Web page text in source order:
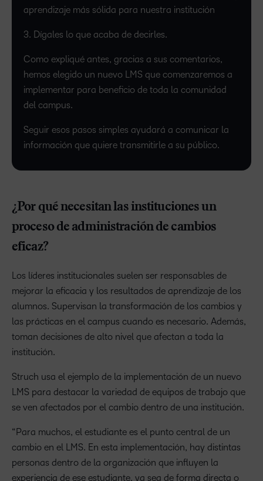
aprendizaje más sólida para nuestra institución
3. Dígales lo que acaba de decirles.
Como expliqué antes, gracias a sus comentarios,
hemos elegido un nuevo LMS que comenzaremos a
implementar para beneficio de toda la comunidad
del campus.
Seguir esos pasos simples ayudará a comunicar la
información que quiere transmitirle a su público.
¿Por qué necesitan las instituciones un
proceso de administración de cambios
eficaz?
Los líderes institucionales suelen ser responsables de
mejorar la eficacia y los resultados de aprendizaje de los
alumnos. Supervisan la transformación de los cambios y
las prácticas en el campus cuando es necesario. Además,
toman decisiones de alto nivel que afectan a toda la
institución.
Struch usa el ejemplo de la implementación de un nuevo
LMS para destacar la variedad de equipos de trabajo que
se ven afectados por el cambio dentro de una institución.
“Para muchos, el estudiante es el punto central de un
cambio en el LMS. En esta implementación, hay distintas
personas dentro de la organización que influyen la
experiencia de ese estudiante, ya sea de forma directa o